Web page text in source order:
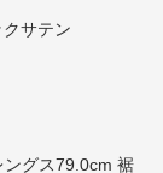
サテン
グス79.0cm 裾